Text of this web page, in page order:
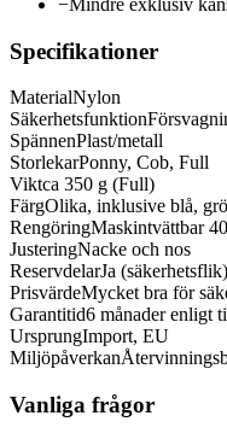
−Mindre exklusiv
Specifikationer
MaterialNylon
Säkerhetsfunktion
SpännenPlast/metall
StorlekarPonny, Cob, Full
Viktca 350 g (Full)
FärgOlika, inklusive blå,
RengöringMaskintvättbar
JusteringNacke och nos
ReservdelarJa (säkerhetsflik)
PrisvärdeMycket bra för
Garantitid6 månader enligt
UrsprungImport, EU
Miljöpåverkan
Vanliga frågor